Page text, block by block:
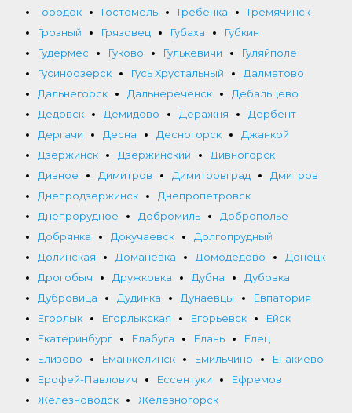
Городок
Гостомель Гребёнка
Гремячинск
Грозный
Грязовец Губаха
Губкин
Гудермес
Гуково Гулькевичи
Гуляйполе
Гусиноозерск
Гусь Хрустальный
Далматово
Дальнегорск
Дальнереченск
Дебальцево
Дедовск
Демидово Деражня
Дербент
Дергачи
Десна Десногорск
Джанкой
Дзержинск
Дзержинский
Дивногорск
Дивное
Димитров Димитровград
Дмитров
Днепродзержинск
Днепропетровск
Днепрорудное
Добромиль
Доброполье
Добрянка
Докучаевск
Долгопрудный
Долинская
Доманёвка Домодедово
Донецк
Дрогобыч
Дружковка Дубна
Дубовка
Дубровица
Дудинка Дунаевцы
Евпатория
Егорлык
Егорлыкская Егорьевск
Ейск
Екатеринбург
Елабуга Елань
Елец
Елизово
Еманжелинск Емильчино
Енакиево
Ерофей-Павлович
Ессентуки
Ефремов
Железноводск
Железногорск